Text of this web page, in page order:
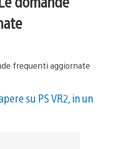
su PS VR2, in un